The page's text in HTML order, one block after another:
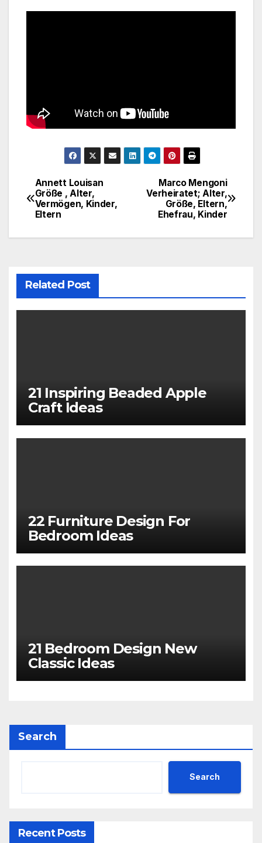
Post
navigation
Marco Mengoni
Verheiratet; Alter,
Größe, Eltern,
Ehefrau, Kinder
Annett Louisan
Größe , Alter,
Vermögen, Kinder,
Eltern
Related Post
21 Inspiring Beaded Apple
Craft Ideas
22 Furniture Design For
Bedroom Ideas
21 Bedroom Design New
Classic Ideas
Search
Search
Recent Posts